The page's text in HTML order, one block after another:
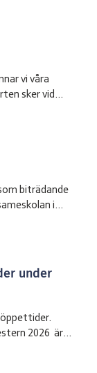
vi våra
sker vid
information
och
Vi ser
biträdande
i
under
öppettider.
2026 är